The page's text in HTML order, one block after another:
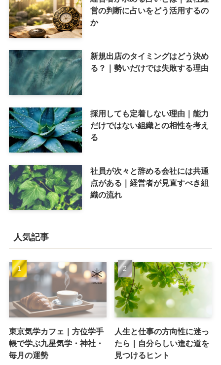
営の判断に占いをどう活用するの
か
新規出店のタイミングはどう決め
る？｜勢いだけでは失敗する理由
採用しても定着しない理由｜能力
だけではない組織との相性を考え
る
社員が次々と辞める会社には共通
点がある｜経営者が見直すべき組
織の流れ
人気記事
東京気学カフェ｜方位学手
帳で学ぶ九星気学・神社・
毎月の運勢
人生と仕事の方向性に迷っ
たら｜自分らしい進む道を
見つけるヒント